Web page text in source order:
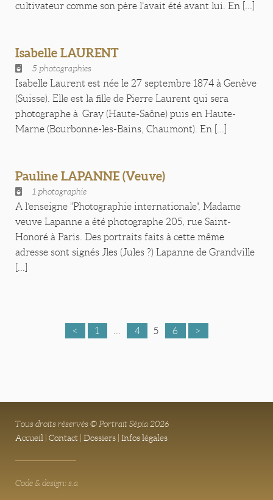
cultivateur comme son père l’avait été avant lui. En [...]
Isabelle LAURENT
5 photographies
Isabelle Laurent est née le 27 septembre 1874 à Genève
(Suisse). Elle est la fille de Pierre Laurent qui sera
photographe à Gray (Haute-Saône) puis en Haute-
Marne (Bourbonne-les-Bains, Chaumont). En [...]
Pauline LAPANNE (Veuve)
1 photographie
A l’enseigne "Photographie internationale", Madame
veuve Lapanne a été photographe 205, rue Saint-
Honoré à Paris. Des portraits faits à cette même
adresse sont signés Jles (Jules ?) Lapanne de Grandville
< 1 4 5 6 >
Tous droits réservés © Portrait Sépia 2026
Accueil | Contact | Dossiers | Infos légales
Code & design: s.a